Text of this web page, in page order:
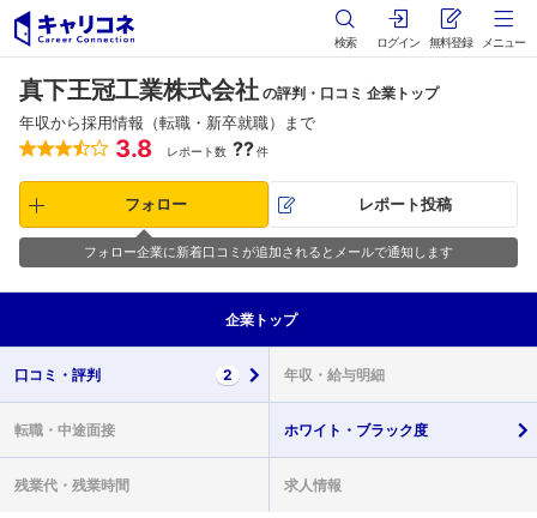
検索 ログイン 無料登録 メニュー
真下王冠工業株式会社 の評判・口コミ 企業トップ
年収から採用情報（転職・新卒就職）まで
3.8 レポート数 ??件
フォロー レポート投稿
フォロー企業に新着口コミが追加されるとメールで通知します
企業 トップ
口コミ・ 評判 2 年収・ 給与明細
転職・ 中途面接 ホワイト・ ブラック度
残業代・ 残業時間 求人情報